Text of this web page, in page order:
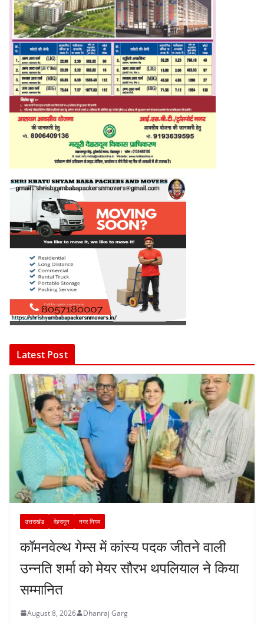
Latest Post
उत्तराखंड देहरादून नगर निगम
कॉमनवेल्थ गेम्स में कांस्य पदक जीतने वाली
उन्नति शर्मा को मेयर सौरभ थपलियाल ने किया
सम्मानित
August 8, 2026 Dhanraj Garg